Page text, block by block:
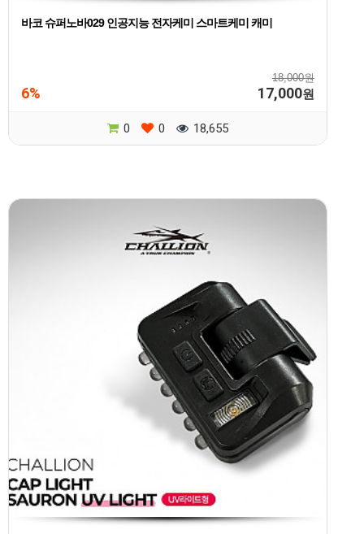
바코 슈퍼노바029 인공지능 전자케미 스마트케미 캐미
18,000원
6% 17,000원
0 0 18,655